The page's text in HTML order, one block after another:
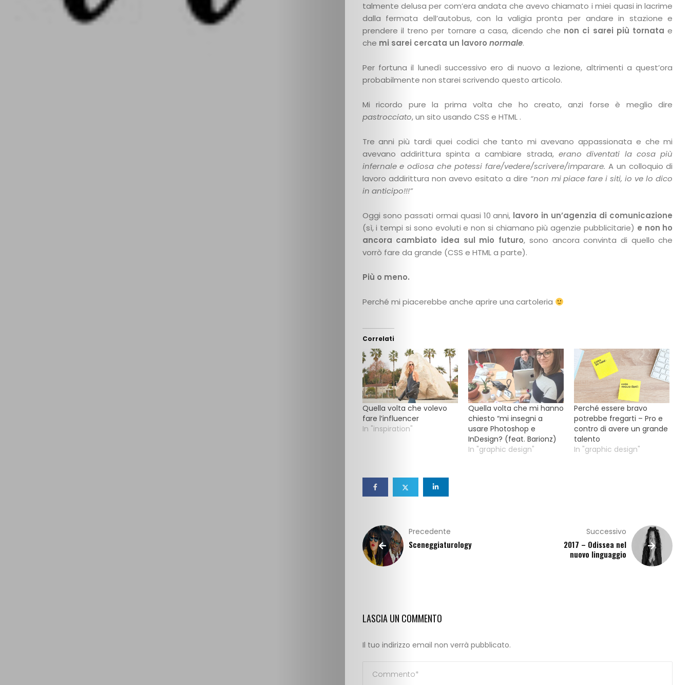
Cerca
talmente delusa per com’era andata che avevo chiamato i miei quasi in lacrime
dalla fermata dell’autobus, con la valigia pronta per andare in stazione e
prendere il treno per tornare a casa, dicendo che non ci sarei più tornata e
che mi sarei cercata un lavoro normale.
Per fortuna il lunedì successivo ero di nuovo a lezione, altrimenti a quest’ora
probabilmente non starei scrivendo questo articolo.
Mi ricordo pure la prima volta che ho creato, anzi forse è meglio dire
pastrocciato, un sito usando CSS e HTML .
Tre anni più tardi quei codici che tanto mi avevano appassionata e che mi
avevano addirittura spinta a cambiare strada, erano diventati la cosa più
infernale e odiosa che potessi fare/vedere/scrivere/imparare. A un colloquio di
lavoro addirittura non avevo esitato a dire “non mi piace fare i siti, io ve lo dico
in anticipo!!!”
Oggi sono passati ormai quasi 10 anni, lavoro in un’agenzia di comunicazione
(sì, i tempi si sono evoluti e non si chiamano più agenzie pubblicitarie) e non ho
ancora cambiato idea sul mio futuro, sono ancora convinta di quello che
vorrò fare da grande (CSS e HTML a parte).
Più o meno.
Perché mi piacerebbe anche aprire una cartoleria
Correlati
Quella volta che volevo
fare l’influencer
In "inspiration"
Quella volta che mi hanno
chiesto “mi insegni a
usare Photoshop e
InDesign? (feat. Barionz)
In "graphic design"
Perché essere bravo
potrebbe fregarti – Pro e
contro di avere un grande
talento
In "graphic design"
Precedente
Sceneggiaturology
Successivo
2017 – Odissea nel
nuovo linguaggio
LASCIA UN COMMENTO
Il tuo indirizzo email non verrà pubblicato.